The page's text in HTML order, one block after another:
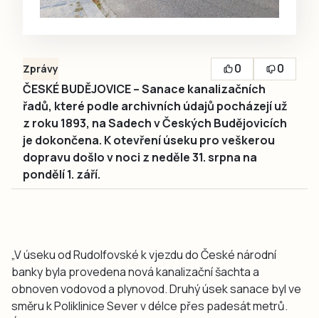
Zprávy 0
0
ČESKÉ BUDĚJOVICE – Sanace kanalizačních
řadů, které podle archivních údajů pocházejí už
z roku 1893, na Sadech v Českých Budějovicích
je dokončena. K otevření úseku pro veškerou
dopravu došlo v noci z neděle 31. srpna na
pondělí 1. září.
„V úseku od Rudolfovské k vjezdu do České národní
banky byla provedena nová kanalizační šachta a
obnoven vodovod a plynovod. Druhý úsek sanace byl ve
směru k Poliklinice Sever v délce přes padesát metrů.